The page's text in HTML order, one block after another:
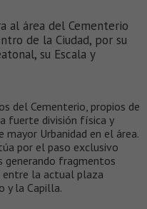
al área del Cementerio
de la Ciudad, por su
su Escala y
del Cementerio, propios de
fuerte división física y
mayor Urbanidad en el área.
por el paso exclusivo
generando fragmentos
entre la actual plaza
y la Capilla.